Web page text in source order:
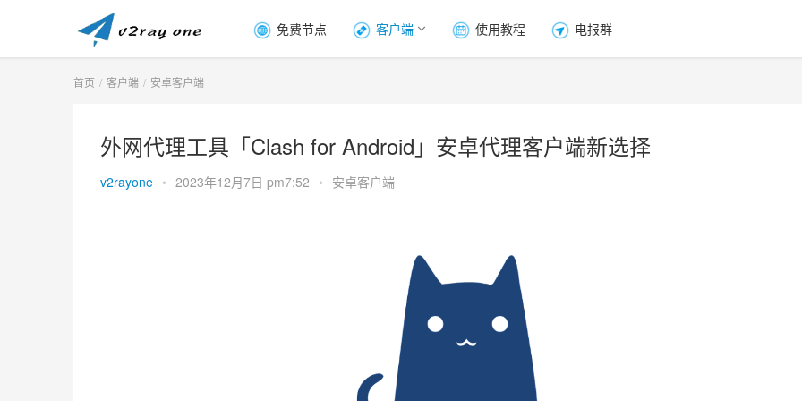
免费节点 客户端 使用教程 电报群
首页 客户端 安卓客户端
外网代理工具「Clash for Android」安卓代理客户端新选择
v2rayone • 2023年12月7日 pm7:52 • 安卓客户端